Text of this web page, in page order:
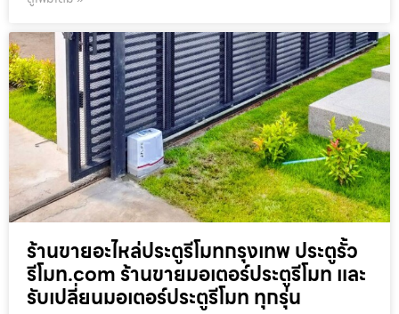
ร้านขายอะไหล่ประตูรีโมทกรุงเทพ ประตูรั้ว
รีโมท.com ร้านขายมอเตอร์ประตูรีโมท และ
รับเปลี่ยนมอเตอร์ประตูรีโมท ทุกรุ่น